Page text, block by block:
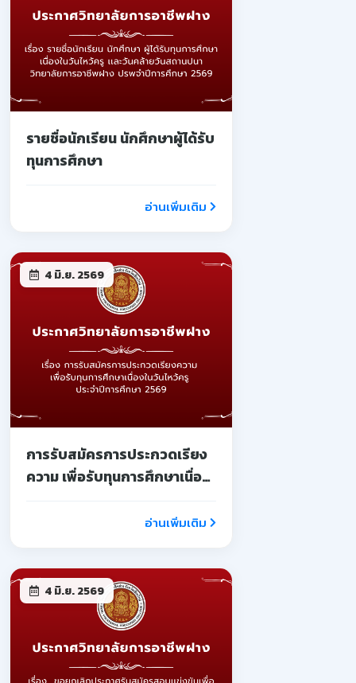
รายชื่อนักเรียน นักศึกษาผู้ได้รับ
ทุนการศึกษา
อ่านเพิ่มเติม
4 มิ.ย. 2569
การรับสมัครการประกวดเรียง
ความ เพื่อรับทุนการศึกษาเนื่อง
อ่านเพิ่มเติม
4 มิ.ย. 2569